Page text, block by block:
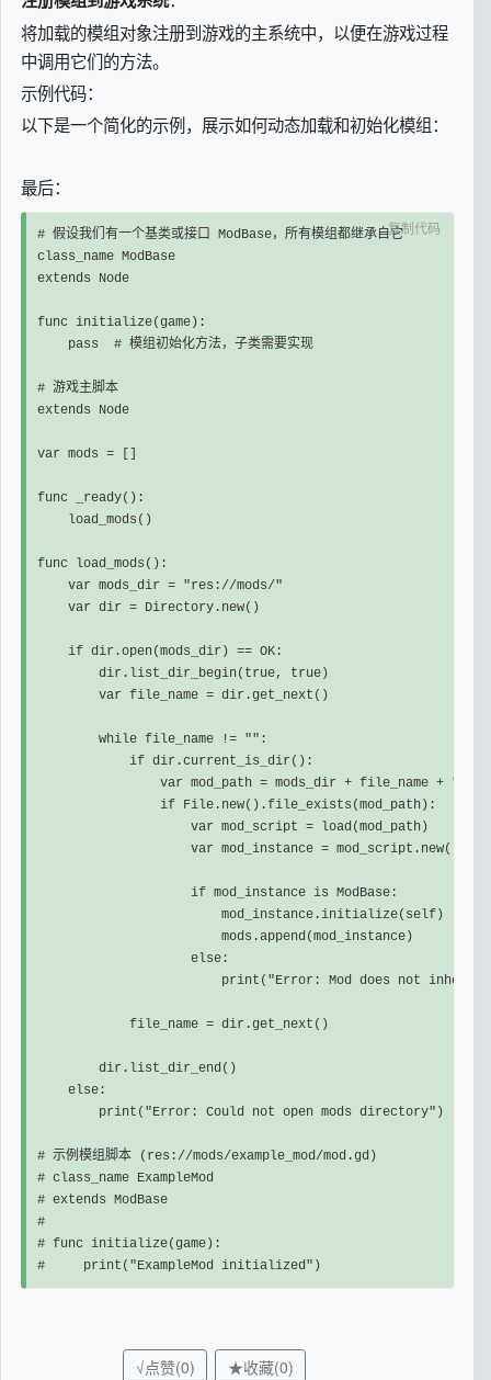
将加载的模组对象注册到游戏的主系统中，以便在游戏过程
中调用它们的方法。
示例代码：
以下是一个简化的示例，展示如何动态加载和初始化模组：
最后：
复制代码
# 假设我们有一个基类或接口 ModBase，所有模组都继承自它
class_name ModBase
extends Node
func initialize(game):
pass  # 模组初始化方法，子类需要实现
# 游戏主脚本
extends Node
var mods = []
func _ready():
load_mods()
func load_mods():
var mods_dir = "res://mods/"
var dir = Directory.new()
if dir.open(mods_dir) == OK:
dir.list_dir_begin(true, true)
var file_name = dir.get_next()
while file_name != "":
if dir.current_is_dir():
var mod_path = mods_dir + file_name + "/
if File.new().file_exists(mod_path):
var mod_script = load(mod_path)
var mod_instance = mod_script.new()
if mod_instance is ModBase:
mod_instance.initialize(self)  # 假设游戏
mods.append(mod_instance)
else:
print("Error: Mod does not inherit from
file_name = dir.get_next()
dir.list_dir_end()
else:
print("Error: Could not open mods directory")
# 示例模组脚本 (res://mods/example_mod/mod.gd)
# class_name ExampleMod
# extends ModBase
#
# func initialize(game):
#     print("ExampleMod initialized")
√点赞(0) ★收藏(0)